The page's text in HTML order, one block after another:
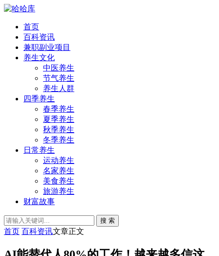
首页
百科资讯
兼职副业项目
养生文化
中医养生
节气养生
养生人群
四季养生
春季养生
夏季养生
秋季养生
冬季养生
日常养生
运动养生
名家养生
美食养生
旅游养生
财富故事
搜 索
首页 百科资讯文章正文